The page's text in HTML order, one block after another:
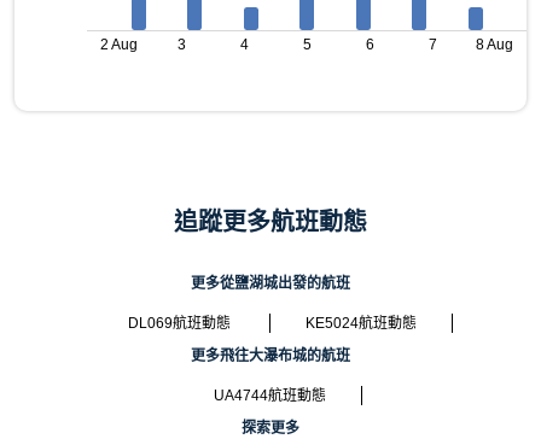
2 Aug 3 4 5 6 7 8 Aug
追蹤更多航班動態
更多從鹽湖城出發的航班
DL069航班動態
KE5024航班動態
更多飛往大瀑布城的航班
UA4744航班動態
探索更多